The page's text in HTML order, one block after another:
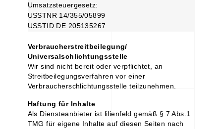
Umsatzsteuergesetz:
USSTNR 14/355/05899
USSTID DE 205135267
Verbraucherstreitbeilegung/
Universalschlichtungsstelle
Wir sind nicht bereit oder verpflichtet, an
Streitbeilegungsverfahren vor einer
Verbraucherschlichtungsstelle teilzunehmen.
Haftung für Inhalte
Als Diensteanbieter ist lilienfeld gemäß § 7 Abs.1
TMG für eigene Inhalte auf diesen Seiten nach